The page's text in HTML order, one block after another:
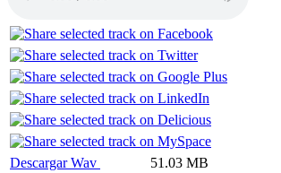
Descargar Wav 51.03 MB